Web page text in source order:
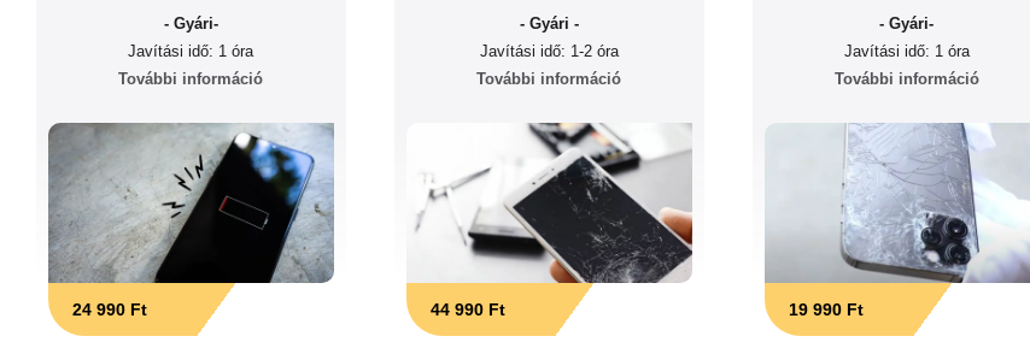
- Gyári-
Javítási idő: 1 óra
További információ
24 990 Ft
- Gyári -
Javítási idő: 1-2 óra
További információ
44 990 Ft
- Gyári-
Javítási idő: 1 óra
További információ
19 990 Ft